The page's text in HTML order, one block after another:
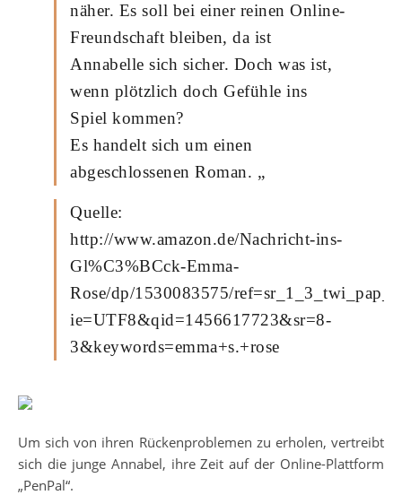
näher. Es soll bei einer reinen Online-
Freundschaft bleiben, da ist
Annabelle sich sicher. Doch was ist,
wenn plötzlich doch Gefühle ins
Spiel kommen?
Es handelt sich um einen
abgeschlossenen Roman. „
Quelle:
http://www.amazon.de/Nachricht-ins-
Gl%C3%BCck-Emma-
Rose/dp/1530083575/
ie=UTF8&qid=1456617723&sr=8-
3&keywords=emma+s.+rose
Um sich von ihren Rückenproblemen zu erholen, vertreibt
sich die junge Annabel, ihre Zeit auf der Online-Plattform
„PenPal“.